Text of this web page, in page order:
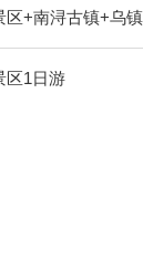
区+南浔古镇+乌
区1日游